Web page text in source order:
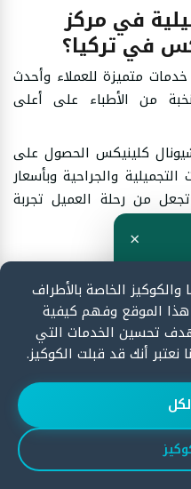
في مركز
في تركيا؟
متميزة للعملاء وأحدث
من الأطباء على أعلى
كلينيكس الحصول على
والجراحية وبأسعار
من رحلة العميل تجربة
شد الفخذين والتقنيات
كلينيكس في تركيا في
الأطباء وأجود الخدمات
والبديلة التي غيّرت حياة
على تجربة فريدة من
الأمل وتعيد لجسدك ملامح
×
الخاصة بالأطراف
الموقع وفهم كيفية
تحسين الخدمات التي
نعتبر أنك قد قبلت الكوكيز.